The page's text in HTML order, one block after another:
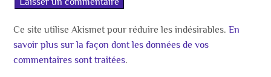
Ce site utilise Akismet pour réduire les indésirables.En
savoir plus sur la façon dont les données de vos
commentaires sont traitées.